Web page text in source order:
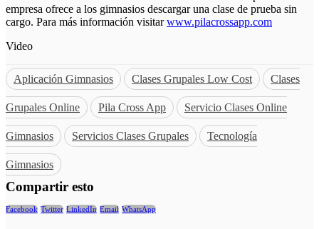
empresa ofrece a los gimnasios descargar una clase de prueba sin
cargo. Para más información visitarwww.pilacrossapp.com
Video
Aplicación Gimnasios Clases Grupales Low Cost Clases
Grupales Online Pila Cross App Servicio Clases Online
Gimnasios Servicios Clases Grupales Tecnología
Gimnasios
Compartir esto
Facebook Twitter LinkedIn Email WhatsApp